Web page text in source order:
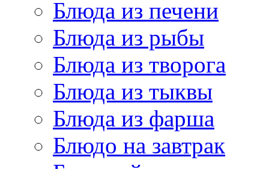
Блюда из печени
Блюда из рыбы
Блюда из творога
Блюда из тыквы
Блюда из фарша
Блюдо на завтрак